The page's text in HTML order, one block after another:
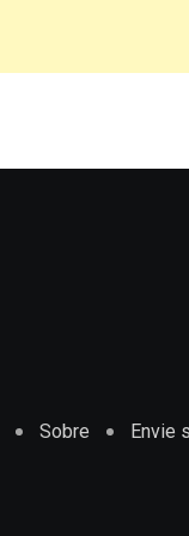
Sobre Envie